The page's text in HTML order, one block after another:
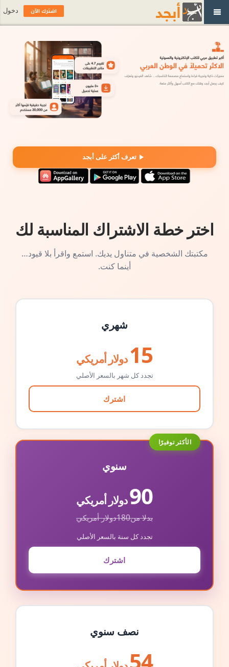
تعرف أكثر على أبجد
اختر خطة الاشتراك المناسبة لك
مكتبتك الشخصية في متناول يديك. استمع واقرأ بلا قيود…
أينما كنت.
شهري
15 دولار أمريكي
تجدد كل شهر بالسعر الأصلي
اشترك
الأكثر توفيرًا
سنوي
90دولار أمريكي
بدلا من180دولار أمريكي
تجدد كل سنة بالسعر الأصلي
اشترك
نصف سنوي
54
اشترك الآن دخول